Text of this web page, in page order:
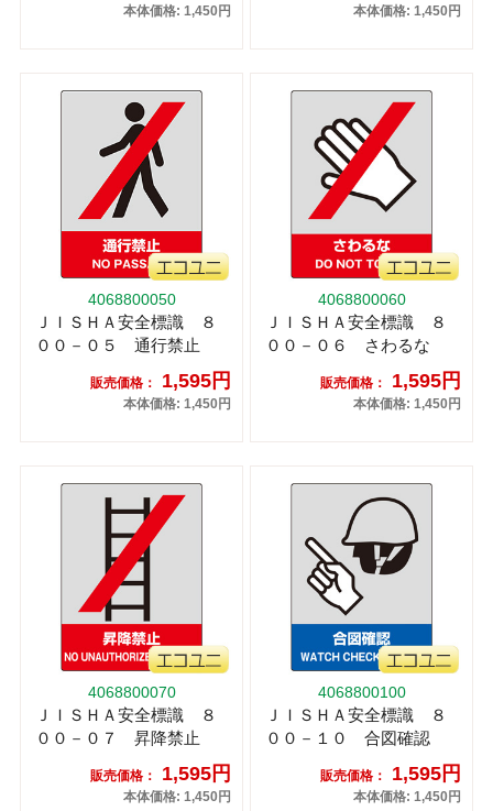
本体価格: 1,450円 本体価格: 1,450円
4068800050
ＪＩＳＨＡ安全標識 ８
００－０５ 通行禁止
販売価格： 1,595円
本体価格: 1,450円
4068800060
ＪＩＳＨＡ安全標識 ８
００－０６ さわるな
販売価格： 1,595円
本体価格: 1,450円
4068800070
ＪＩＳＨＡ安全標識 ８
００－０７ 昇降禁止
販売価格： 1,595円
本体価格: 1,450円
4068800100
ＪＩＳＨＡ安全標識 ８
００－１０ 合図確認
販売価格： 1,595円
本体価格: 1,450円